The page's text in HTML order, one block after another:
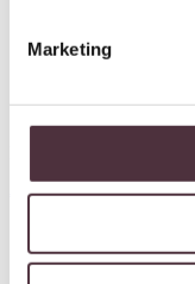
Marketing
1.799,00